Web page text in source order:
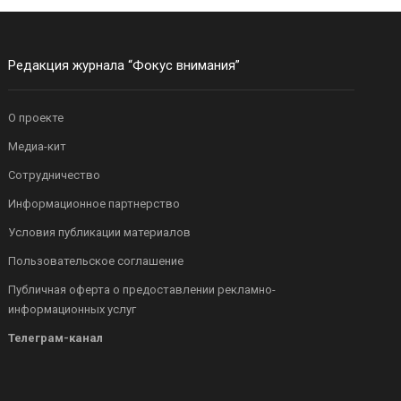
Редакция журнала “Фокус внимания”
О проекте
Медиа-кит
Сотрудничество
Информационное партнерство
Условия публикации материалов
Пользовательское соглашение
Публичная оферта о предоставлении рекламно-
информационных услуг
Телеграм-канал